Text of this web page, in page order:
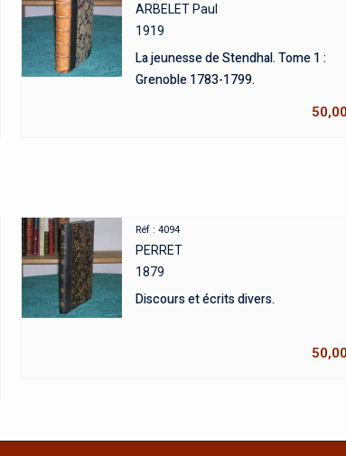
ARBELET Paul
1919
La jeunesse de Stendhal. Tome 1 :
Grenoble 1783-1799.
50,00
Réf : 4094
PERRET
1879
Discours et écrits divers.
50,00